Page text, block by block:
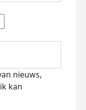
nieuws,
kan